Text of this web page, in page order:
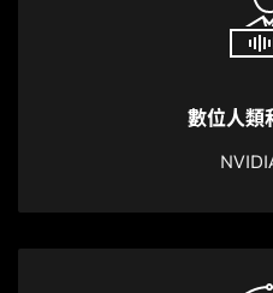
數位人類